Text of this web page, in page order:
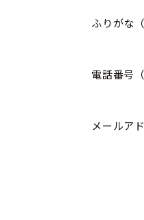
ふりがな
電話番号
メールア